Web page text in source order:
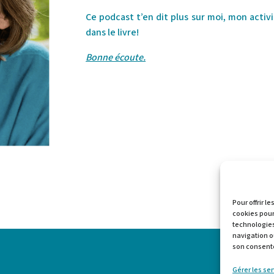
Pour offrir
cookies
navigation
son
Gérer les
Ce podcast t’en dit plus sur moi, mon
dans le livre!
Bonne écoute.